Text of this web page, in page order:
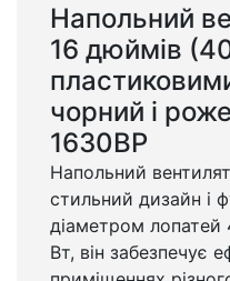
Напольний
16 дюймів
чорний і
1630BP
Напольний
стильний дизайн і
діаметром лопатей
Вт, він забезпечує